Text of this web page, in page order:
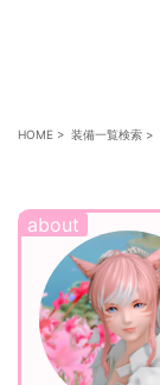
HOME > 装備一覧検索 >